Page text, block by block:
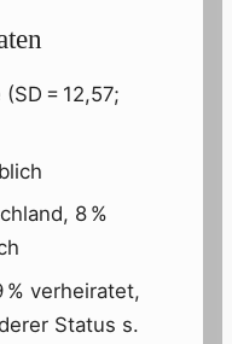
= 12,57;
8 %
% verheiratet,
Status s.